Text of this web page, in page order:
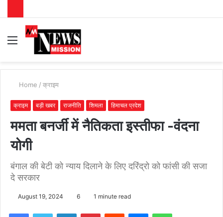
Menu
Home / क्राइम
क्राइम बड़ी खबर राजनीति शिमला हिमाचल प्रदेश
ममता बनर्जी में नैतिकता इस्तीफा -वंदना
योगी
बंगाल की बेटी को न्याय दिलाने के लिए दरिंद्रो को फांसी की सजा
दे सरकार
August 19, 2024 6 1 minute read